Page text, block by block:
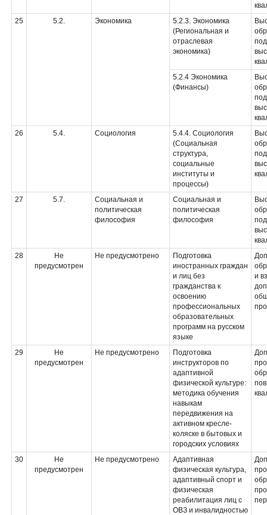
25
5.2. Экономика
5.2.3. Экономика
(Региональная и
отраслевая
экономика)
5.2.4 Экономика
(Финансы)
26
5.4. Социология
5.4.4. Социология
(Социальная
структура,
социальные
институты и
процессы)
27 5.7.
Социальная и
политическая
философия
Социальная и
политическая
философия
28
Не
предусмотрен
Не предусмотрено
Подготовка
иностранных граждан
и лиц без
гражданства к
освоению
профессиональных
образовательных
программ на русском
языке
и
29
Не
предусмотрен
Не предусмотрено
Подготовка
инструкторов по
адаптивной
физической культуре:
методика обучения
навыкам
передвижения на
активном кресле-
коляске в бытовых и
городских условиях
30
Не
предусмотрен
Не предусмотрено
Адаптивная
физическая культура,
адаптивный спорт и
физическая
реабилитация лиц с
ОВЗ и инвалидностью